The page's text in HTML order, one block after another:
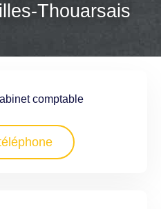
Thouarsais
comptable